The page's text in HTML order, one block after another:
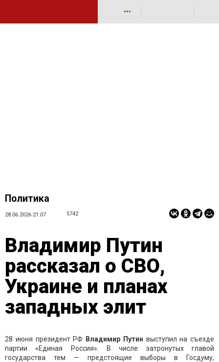
•••
Политика
28.06.2026 21:07 5742
Владимир Путин
рассказал о СВО,
Украине и планах
западных элит
28 июня президент РФ Владимир Путин выступил на съезде
партии «Единая Россия». В числе затронутых главой
государства тем — предстоящие выборы в Госдуму,